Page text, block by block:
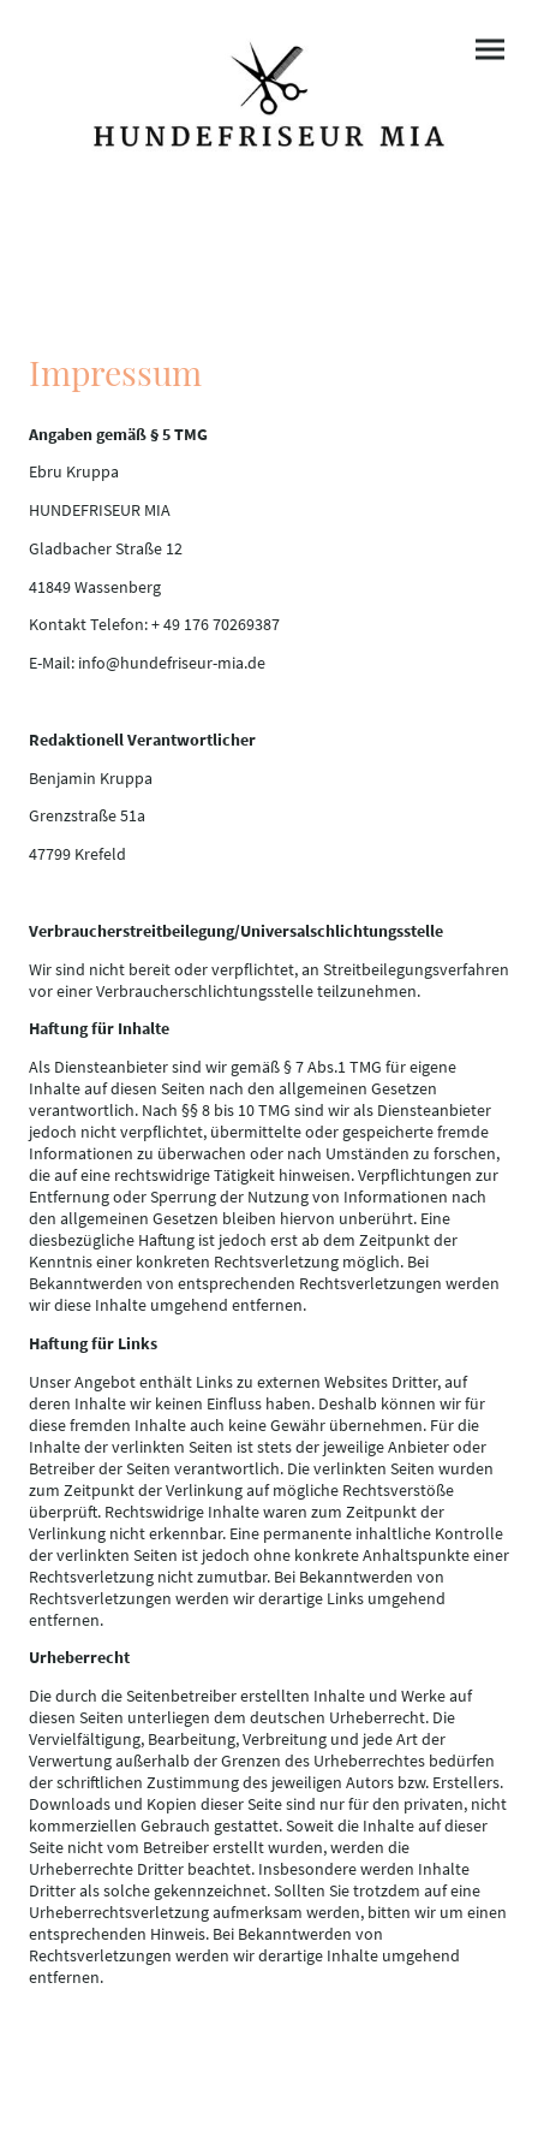
Impressum
Angaben gemäß § 5 TMG
Ebru Kruppa
HUNDEFRISEUR MIA
Gladbacher Straße 12
41849 Wassenberg
Kontakt Telefon: + 49 176 70269387
E-Mail: info@hundefriseur-mia.de
Redaktionell Verantwortlicher
Benjamin Kruppa
Grenzstraße 51a
47799 Krefeld
Verbraucherstreitbeilegung/Universalschlichtungsstelle
Wir sind nicht bereit oder verpflichtet, an Streitbeilegungsverfahren
vor einer Verbraucherschlichtungsstelle teilzunehmen.
Haftung für Inhalte
Als Diensteanbieter sind wir gemäß § 7 Abs.1 TMG für eigene
Inhalte auf diesen Seiten nach den allgemeinen Gesetzen
verantwortlich. Nach §§ 8 bis 10 TMG sind wir als Diensteanbieter
jedoch nicht verpflichtet, übermittelte oder gespeicherte fremde
Informationen zu überwachen oder nach Umständen zu forschen,
die auf eine rechtswidrige Tätigkeit hinweisen. Verpflichtungen zur
Entfernung oder Sperrung der Nutzung von Informationen nach
den allgemeinen Gesetzen bleiben hiervon unberührt. Eine
diesbezügliche Haftung ist jedoch erst ab dem Zeitpunkt der
Kenntnis einer konkreten Rechtsverletzung möglich. Bei
Bekanntwerden von entsprechenden Rechtsverletzungen werden
wir diese Inhalte umgehend entfernen.
Haftung für Links
Unser Angebot enthält Links zu externen Websites Dritter, auf
deren Inhalte wir keinen Einfluss haben. Deshalb können wir für
diese fremden Inhalte auch keine Gewähr übernehmen. Für die
Inhalte der verlinkten Seiten ist stets der jeweilige Anbieter oder
Betreiber der Seiten verantwortlich. Die verlinkten Seiten wurden
zum Zeitpunkt der Verlinkung auf mögliche Rechtsverstöße
überprüft. Rechtswidrige Inhalte waren zum Zeitpunkt der
Verlinkung nicht erkennbar. Eine permanente inhaltliche Kontrolle
der verlinkten Seiten ist jedoch ohne konkrete Anhaltspunkte einer
Rechtsverletzung nicht zumutbar. Bei Bekanntwerden von
Rechtsverletzungen werden wir derartige Links umgehend
entfernen.
Urheberrecht
Die durch die Seitenbetreiber erstellten Inhalte und Werke auf
diesen Seiten unterliegen dem deutschen Urheberrecht. Die
Vervielfältigung, Bearbeitung, Verbreitung und jede Art der
Verwertung außerhalb der Grenzen des Urheberrechtes bedürfen
der schriftlichen Zustimmung des jeweiligen Autors bzw. Erstellers.
Downloads und Kopien dieser Seite sind nur für den privaten, nicht
kommerziellen Gebrauch gestattet. Soweit die Inhalte auf dieser
Seite nicht vom Betreiber erstellt wurden, werden die
Urheberrechte Dritter beachtet. Insbesondere werden Inhalte
Dritter als solche gekennzeichnet. Sollten Sie trotzdem auf eine
Urheberrechtsverletzung aufmerksam werden, bitten wir um einen
entsprechenden Hinweis. Bei Bekanntwerden von
Rechtsverletzungen werden wir derartige Inhalte umgehend
entfernen.